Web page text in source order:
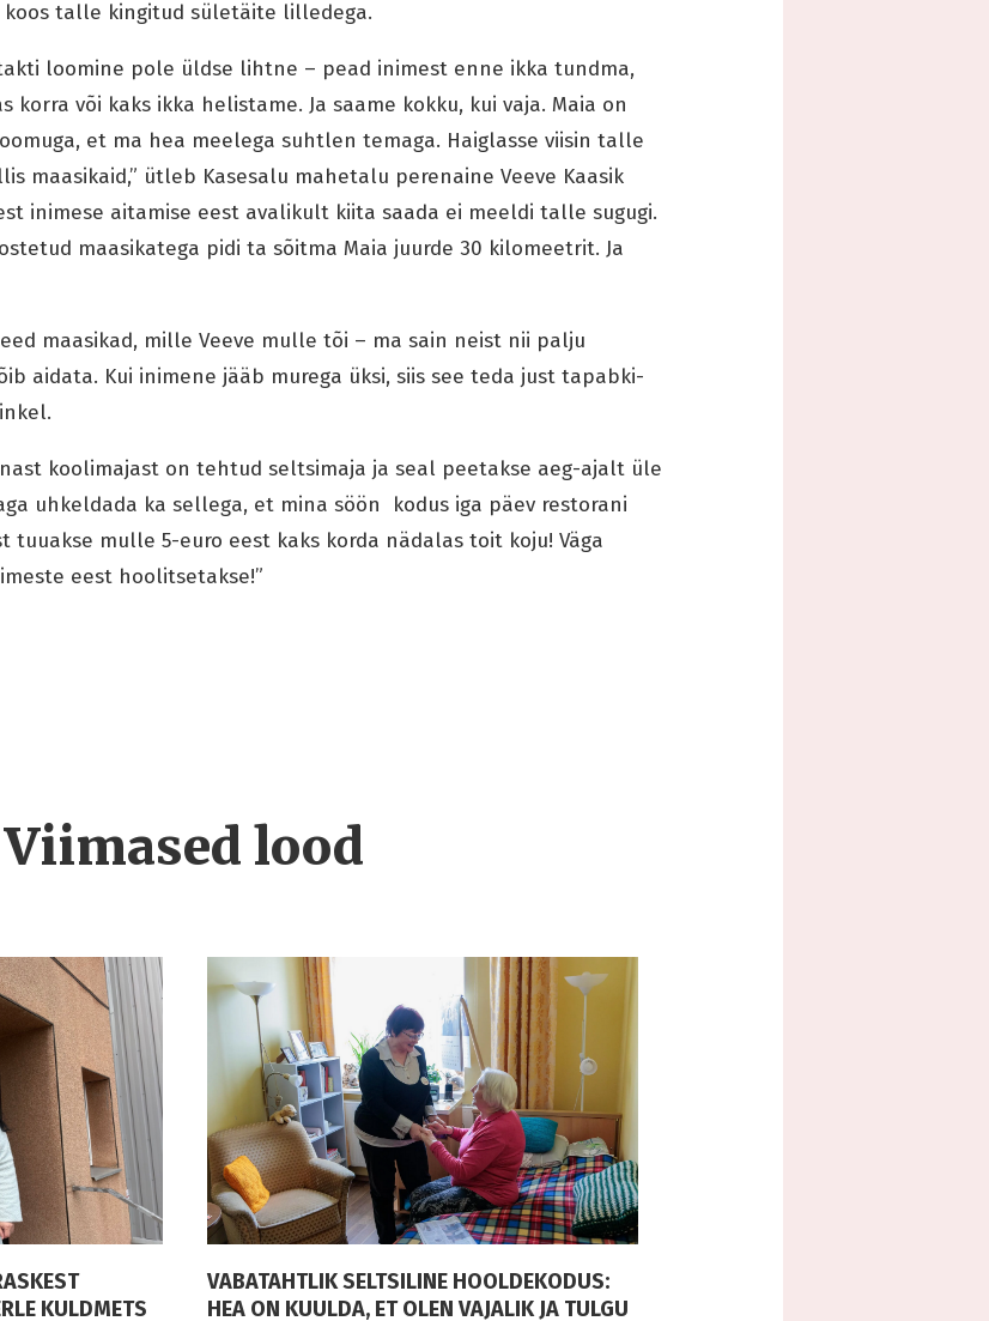
talle kingitud sületäite lilledega.
loomine pole üldse lihtne – pead inimest enne ikka tundma,
korra või kaks ikka helistame. Ja saame kokku, kui vaja. Maia on
et ma hea meelega suhtlen temaga. Haiglasse viisin talle
maasikaid,” ütleb Kasesalu mahetalu perenaine Veeve Kaasik
inimese aitamise eest avalikult kiita saada ei meeldi talle sugugi.
maasikatega pidi ta sõitma Maia juurde 30 kilomeetrit. Ja
maasikad, mille Veeve mulle tõi – ma sain neist nii palju
aidata. Kui inimene jääb murega üksi, siis see teda just tapabki-
koolimajast on tehtud seltsimaja ja seal peetakse aeg-ajalt üle
uhkeldada ka sellega, et mina söön kodus iga päev restorani
tuuakse mulle 5-euro eest kaks korda nädalas toit koju! Väga
eest hoolitsetakse!”
Viimased lood
KULDMETS
VABATAHTLIK SELTSILINE HOOLDEKODUS:
HEA ON KUULDA, ET OLEN VAJALIK JA TULGU